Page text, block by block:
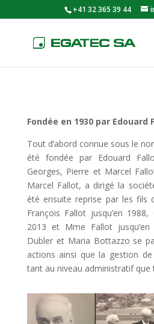
+41 32 365 39 44
Fondée en 1930 par Edouard
Tout d’abord connue sous le
été fondée par Edouard
Georges, Pierre et Marcel
Marcel Fallot, a dirigé la
été ensuite reprise par les fils
François Fallot jusqu’en 1988,
2013 et Mme Fallot
Dubler et Maria Bottazzo se
actions ainsi que la gestion
tant au niveau administratif que